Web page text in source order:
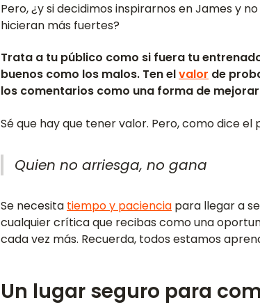
Pero, ¿y si decidimos inspirarnos en James y
hicieran más fuertes?
Trata a tu público como si fuera tu
buenos como los malos. Ten elvalor de
los comentarios como una forma de
Sé que hay que tener valor. Pero, como dice el
Quien no arriesga, no gana
Se necesita tiempo y paciencia para llegar a
cualquier crítica que recibas como una
cada vez más. Recuerda, todos estamos
Un lugar seguro para